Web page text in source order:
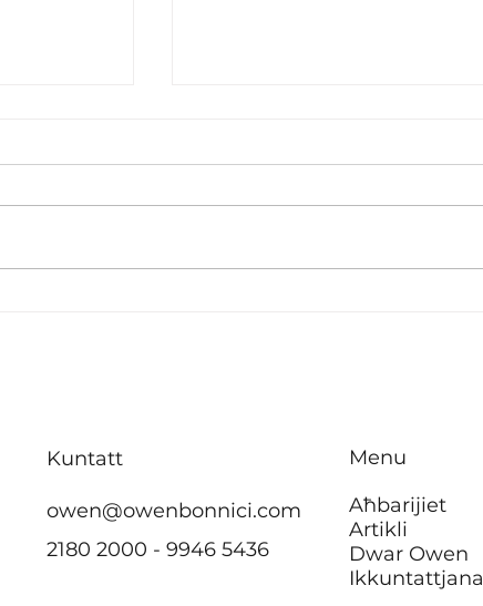
Awtorità tad-Djar
Kuntatt
owen@owenbonnici.com
2180 2000 - 9946 5436
Menu
Aħbarijiet
Artikli
Dwar Owen
Ikkuntattjana